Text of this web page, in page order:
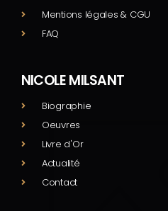
Mentions légales & CGU
FAQ
NICOLE MILSANT
Biographie
Oeuvres
Livre d'Or
Actualité
Contact